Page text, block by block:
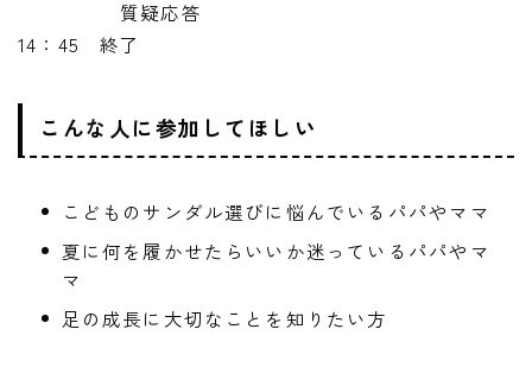
質疑応答
14：45 終了
こんな人に参加してほしい
こどものサンダル選びに悩んでいるパパやママ
夏に何を履かせたらいいか迷っているパパやマ
マ
足の成長に大切なことを知りたい方